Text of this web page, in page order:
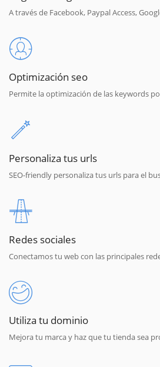
A través de Facebook, Paypal Access,
Optimización seo
Permite la optimización de las keywords
Personaliza tus urls
SEO-friendly personaliza tus urls para el
Redes sociales
Conectamos tu web con las principales
Utiliza tu dominio
Mejora tu marca y haz que tu tienda sea